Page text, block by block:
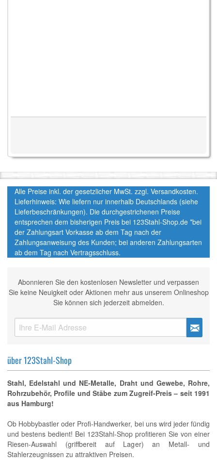
Alle Preise inkl. der gesetzlicher MwSt. zzgl. Versandkosten.
Lieferhinweis: Wie liefern nur innerhalb Deutschlands (siehe
Lieferbeschränkungen). Die durchgestrichenen Preise
entsprechen dem bisherigen Preis bei 123Stahl-Shop.de *bei
der Zahlungsart Vorkasse ab dem Tag nach der
Zahlungsanweisung des Kunden; bei anderen Zahlungsarten
ab dem Tag nach Vertragsschluss.
Abonnieren Sie den kostenlosen Newsletter und verpassen
Sie keine Neuigkeit oder Aktionen mehr aus unserem Onlineshop
Sie können sich jederzeit abmelden.
über 123Stahl-Shop
Stahl, Edelstahl und NE-Metalle, Draht und Gewebe, Rohre,
Rohrzubehör, Profile und Stäbe zum Zugreif-Preis – seit 1991
aus Hamburg!
Ob Hobbybastler oder Profi-Handwerker, bei uns wird jeder fündig
und bestens bedient! Bei 123Stahl-Shop profitieren Sie von einer
Riesen-Auswahl (griffbereit auf Lager) an Metall- und
Stahlerzeugnissen zu attraktiven Preisen.